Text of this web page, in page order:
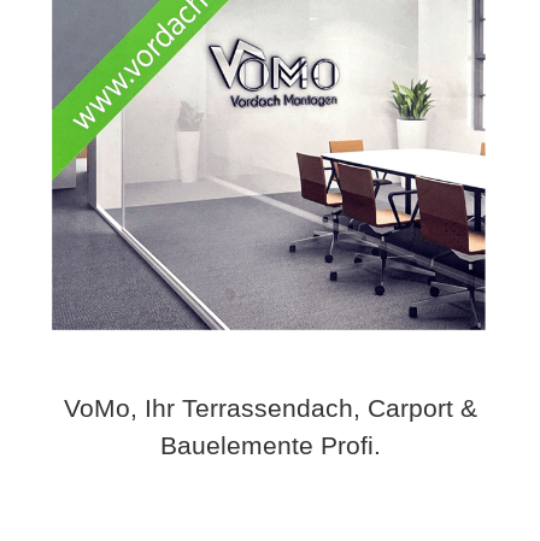
VoMo, Ihr Terrassendach, Carport &
Bauelemente Profi.